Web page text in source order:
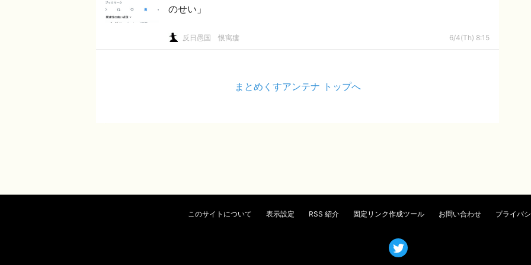
のせい」
反日愚国 恨寓瘻 6/4(Th) 8:15
まとめくすアンテナ トップへ
このサイトについて 表示設定 RSS 紹介 固定リンク作成ツール お問い合わせ プライバ